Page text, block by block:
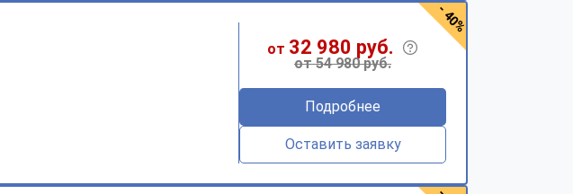
от 32 980 руб.
от 54 980 руб.
Подробнее
Оставить заявку
- 40%